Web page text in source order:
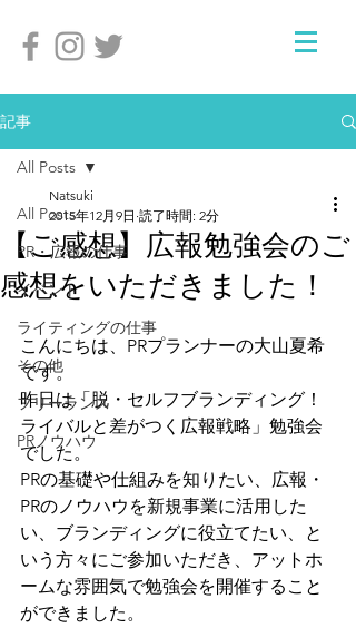
記事
All Posts
PR・広報の仕事
イベント
ライティングの仕事
その他
フリーランス
PRノウハウ
All Posts
【ご感想】広報勉強会のご
感想をいただきました！
Natsuki
2015年12月9日 読了時間: 2分
こんにちは、PRプランナーの大山夏希
です。
昨日は「脱・セルフブランディング！
ライバルと差がつく広報戦略」勉強会
でした。
PRの基礎や仕組みを知りたい、広報・
PRのノウハウを新規事業に活用した
い、ブランディングに役立てたい、と
いう方々にご参加いただき、アットホ
ームな雰囲気で勉強会を開催すること
ができました。